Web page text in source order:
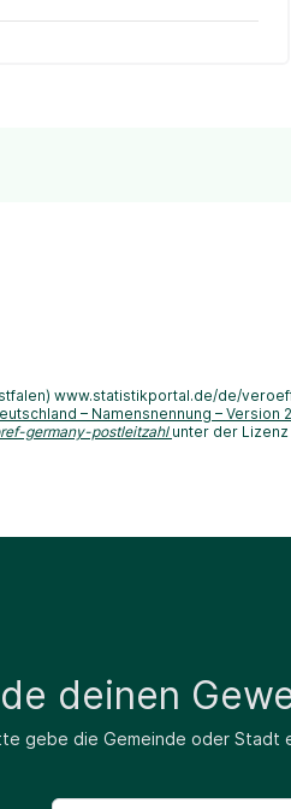
www.statistikportal.de/de/
– Namensnennung – Version
germany-postleitzahlunter der Lizenz
deinen
gebe die Gemeinde oder Stadt